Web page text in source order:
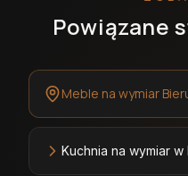
Powiązane
Meble na wymiar
Kuchnia na wymiar